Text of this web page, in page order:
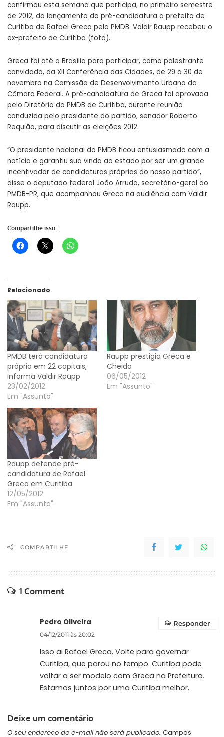
confirmou esta semana que participa, no primeiro semestre
de 2012, do lançamento da pré-candidatura a prefeito de
Curitiba de Rafael Greca pelo PMDB. Valdir Raupp recebeu o
ex-prefeito de Curitiba (foto).
Greca foi até a Brasília para participar, como palestrante
convidado, da XII Conferência das Cidades, de 29 a 30 de
novembro na Comissão de Desenvolvimento Urbano da
Câmara Federal. A pré-candidatura de Greca foi aprovada
pelo Diretório do PMDB de Curitiba, durante reunião
conduzida pelo presidente do partido, senador Roberto
Requião, para discutir as eleições 2012.
“O presidente nacional do PMDB ficou entusiasmado com a
notícia e garantiu sua vinda ao estado por ser um grande
incentivador de candidaturas próprias do nosso partido”,
disse o deputado federal João Arruda, secretário-geral do
PMDB-PR, que acompanhou Greca na audiência com Valdir
Raupp.
Compartilhe isso:
Relacionado
PMDB terá candidatura
própria em 22 capitais,
informa Valdir Raupp
23/02/2012
Em "Assunto"
Raupp prestigia Greca e
Cheida
06/05/2012
Em "Assunto"
Raupp defende pré-
candidatura de Rafael
Greca em Curitiba
12/05/2012
Em "Assunto"
COMPARTILHE
1 Comment
Pedro Oliveira
04/12/2011 às 20:02
Isso ai Rafael Greca. Volte para governar
Curitiba, que parou no tempo. Curitiba pode
voltar a ser modelo com Greca na Prefeitura.
Estamos juntos por uma Curitiba melhor.
Responder
Deixe um comentário
O seu endereço de e-mail não será publicado. Campos